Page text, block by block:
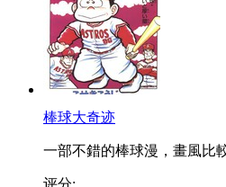
棒球大奇迹
一部不錯的棒球漫，畫風比
评分: